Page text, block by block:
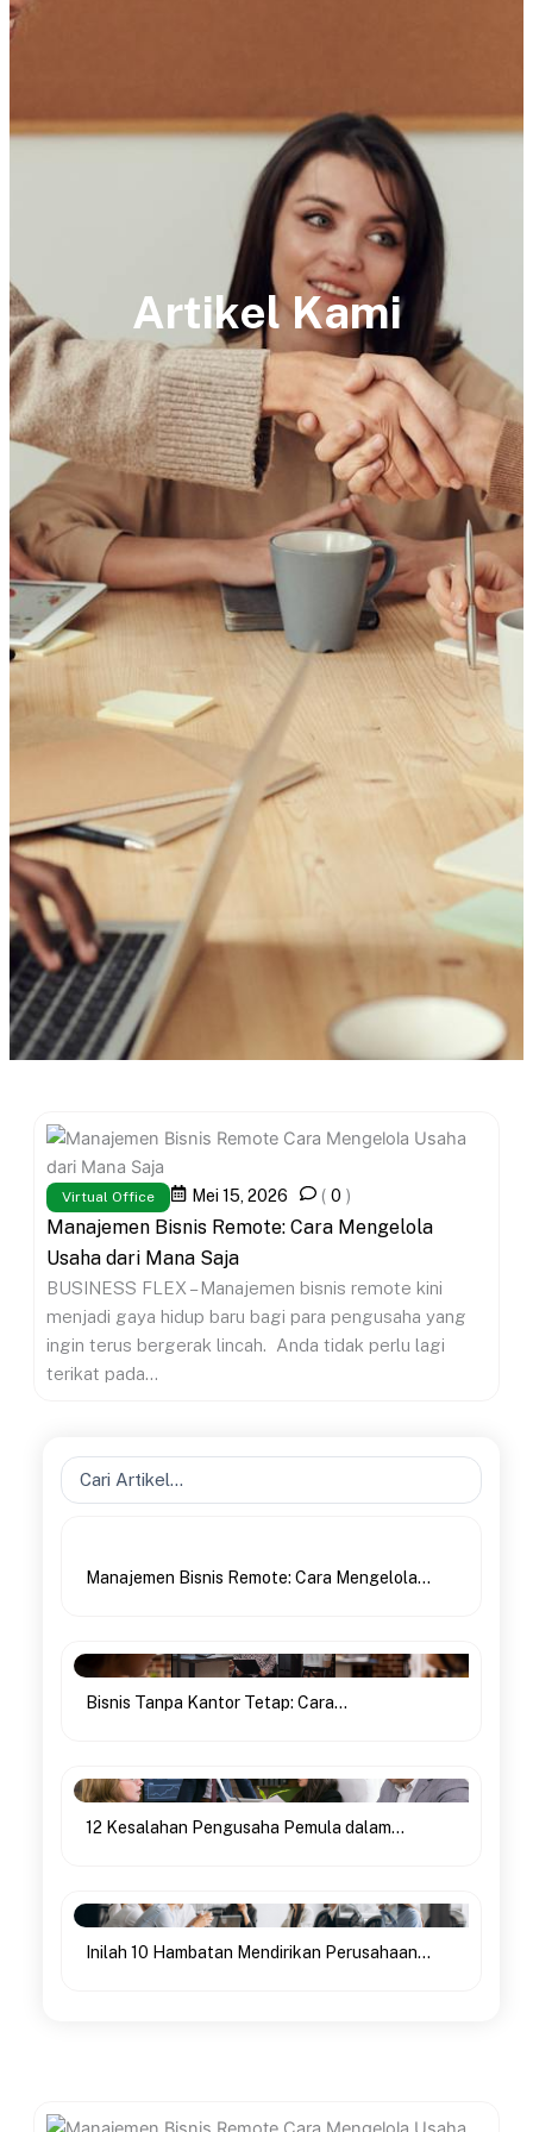
Artikel Kami
Virtual Office Mei 15, 2026 ( 0 )
Manajemen Bisnis Remote: Cara Mengelola
Usaha dari Mana Saja
BUSINESS FLEX – Manajemen bisnis remote kini
menjadi gaya hidup baru bagi para pengusaha yang
ingin terus bergerak lincah. Anda tidak perlu lagi
terikat pada...
Search
...
Manajemen Bisnis Remote: Cara Mengelola...
Bisnis Tanpa Kantor Tetap: Cara...
12 Kesalahan Pengusaha Pemula dalam...
Inilah 10 Hambatan Mendirikan Perusahaan...